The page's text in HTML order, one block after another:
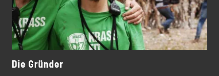
Die Gründer